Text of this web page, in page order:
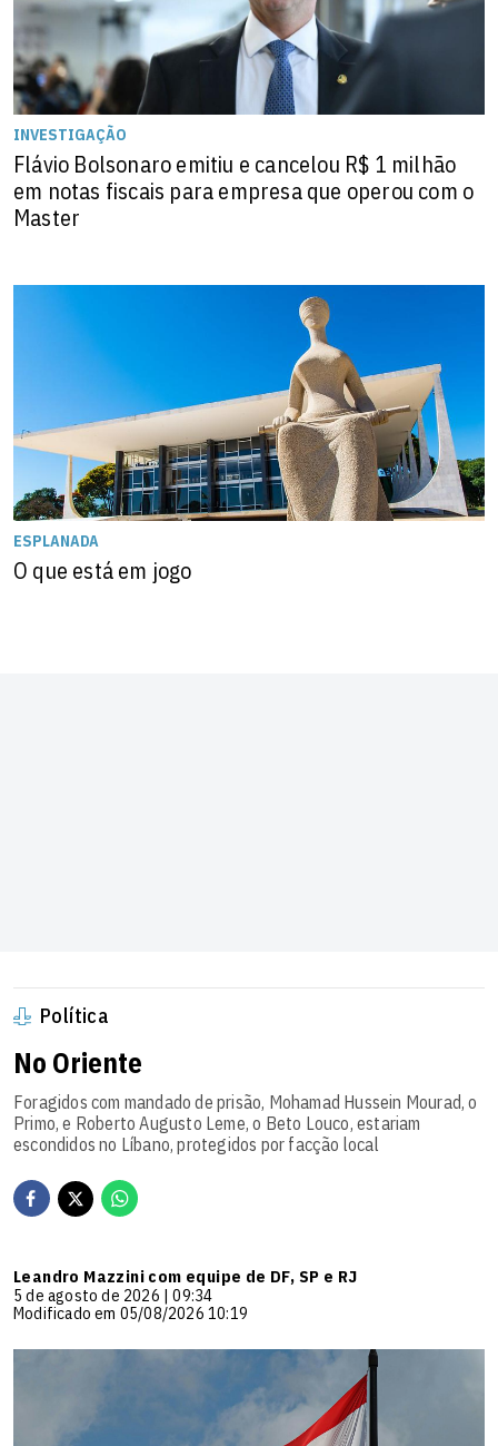
INVESTIGAÇÃO
Flávio Bolsonaro emitiu e cancelou R$ 1 milhão
em notas fiscais para empresa que operou com o
Master
ESPLANADA
O que está em jogo
Política
No Oriente
Foragidos com mandado de prisão, Mohamad Hussein Mourad, o
Primo, e Roberto Augusto Leme, o Beto Louco, estariam
escondidos no Líbano, protegidos por facção local
Leandro Mazzini com equipe de DF, SP e RJ
5 de agosto de 2026 | 09:34
Modificado em 05/08/2026 10:19